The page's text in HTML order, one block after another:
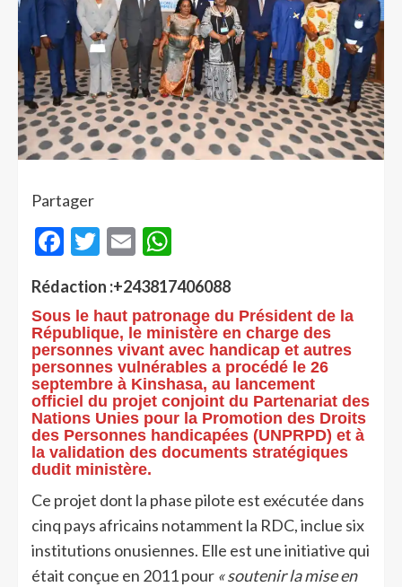
Partager
Facebook
Twitter
Email
Rédaction :+243817406088
Sous le haut patronage du Président de la
République, le ministère en charge des
personnes vivant avec handicap et autres
personnes vulnérables a procédé le 26
septembre à Kinshasa, au lancement
officiel du projet conjoint du Partenariat des
Nations Unies pour la Promotion des Droits
des Personnes handicapées (UNPRPD) et à
la validation des documents stratégiques
dudit ministère.
Ce projet dont la phase pilote est exécutée dans
cinq pays africains notamment la RDC, inclue six
institutions onusiennes. Elle est une initiative qui
était conçue en 2011 pour « soutenir la mise en